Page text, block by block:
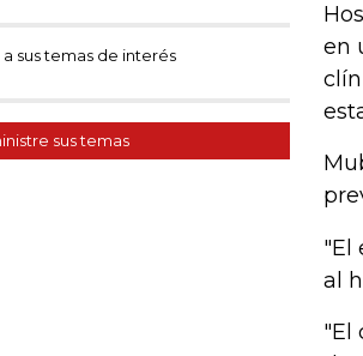
sus temas de interés
sus temas
en
"El
al
"El